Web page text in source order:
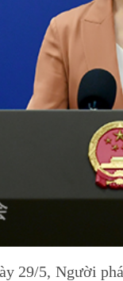
29/5, Người